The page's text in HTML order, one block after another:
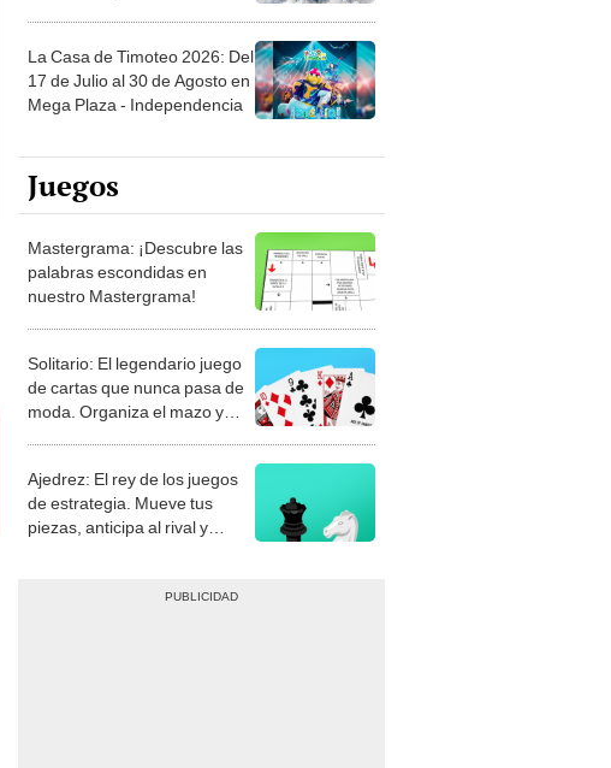
La Casa de Timoteo 2026: Del
17 de Julio al 30 de Agosto en
Mega Plaza - Independencia
Juegos
Mastergrama: ¡Descubre las
palabras escondidas en
nuestro Mastergrama!
Solitario: El legendario juego
de cartas que nunca pasa de
moda. Organiza el mazo y
Ajedrez: El rey de los juegos
de estrategia. Mueve tus
piezas, anticipa al rival y